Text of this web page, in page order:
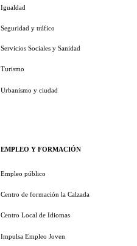
Igualdad
Seguridad y tráfico
Servicios Sociales y Sanidad
Turismo
Urbanismo y ciudad
EMPLEO Y FORMACIÓN
Empleo público
Centro de formación la Calzada
Centro Local de Idiomas
Impulsa Empleo Joven